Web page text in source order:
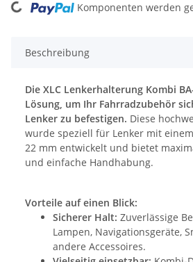
Loading... Komponenten werden
Beschreibung
Die XLC Lenkerhalterung Kombi
Lösung, um Ihr Fahrradzubehör
Lenker zu befestigen. Diese
wurde speziell für Lenker mit
22 mm entwickelt und bietet
und einfache Handhabung.
Vorteile auf einen Blick:
Sicherer Halt: Zuverlässige
Lampen, Navigationsgeräte,
andere Accessoires.